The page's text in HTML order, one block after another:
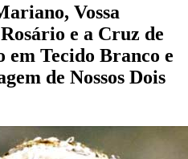
Vossa
e a Cruz de
Tecido Branco e
de Nossos Dois